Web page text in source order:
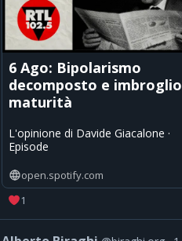
6 Ago: Bipolarismo
decomposto e imbroglio
maturità
L'opinione di Davide Giacalone ·
Episode
open.spotify.com
1